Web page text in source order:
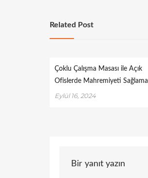
Related Post
Çoklu Çalışma Masası ile Açık
Ofislerde Mahremiyeti Sağlama
Eylül 16, 2024
Bir yanıt yazın